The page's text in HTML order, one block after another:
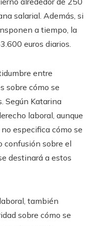
salarial. Además, si
a tiempo, la
euros diarios.
entre
sobre cómo se
Según Katarina
laboral, aunque
especifica cómo se
confusión sobre el
destinará a estos
también
sobre cómo se